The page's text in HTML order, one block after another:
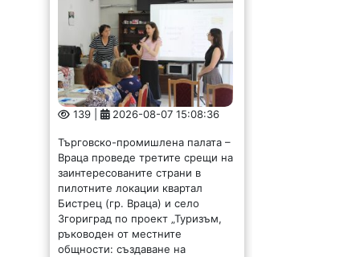
139 | 2026-08-07 15:08:36
Търговско-промишлена палата –
Враца проведе третите срещи на
заинтересованите страни в
пилотните локации квартал
Бистрец (гр. Враца) и село
Згориград по проект „Туризъм,
ръководен от местните
общности: създаване на